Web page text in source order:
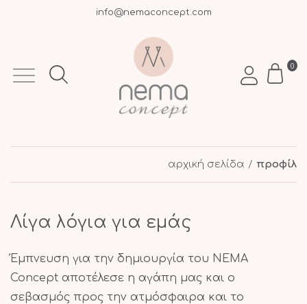
+30 695 9003 693
0
αρχική σελίδα προφίλ
Λίγα λόγια για εμάς
Έμπνευση για την δημιουργία του NEMA
Concept αποτέλεσε η αγάπη μας και ο
σεβασμός προς την ατμόσφαιρα και το